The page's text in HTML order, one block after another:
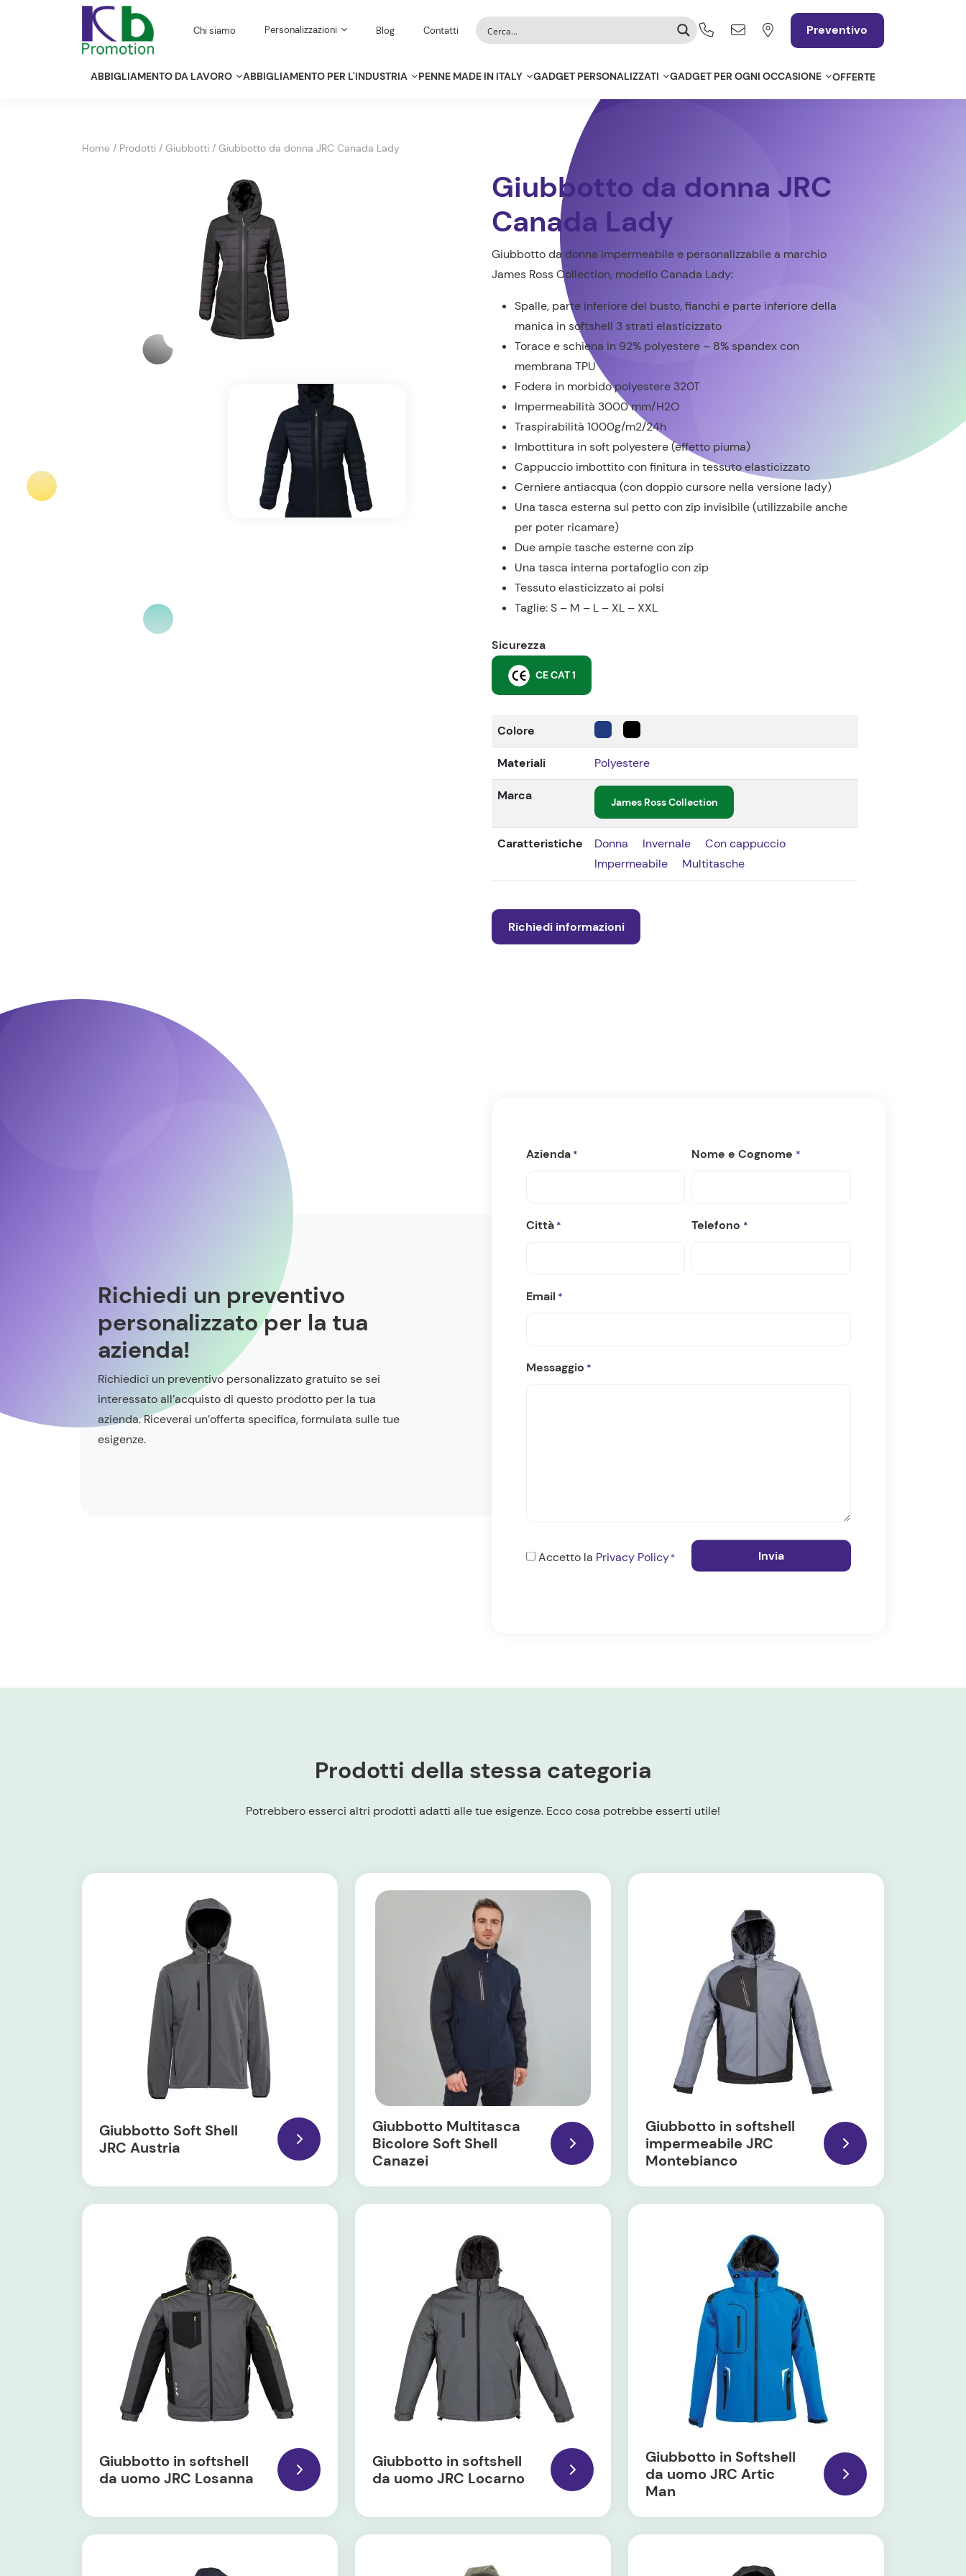
Chi siamo Personalizzazioni Blog Contatti Preventivo
ABBIGLIAMENTO DA LAVORO ABBIGLIAMENTO PER L'INDUSTRIA PENNE MADE IN ITALY GADGET PERSONALIZZATI GADGET PER OGNI OCCASIONE OFFERTE
Home / Prodotti / Giubbotti / Giubbotto da donna JRC Canada Lady
Giubbotto da donna JRC
Canada Lady
Giubbotto da donna impermeabile e personalizzabile a marchio
James Ross Collection, modello Canada Lady:
Spalle, parte inferiore del busto, fianchi e parte inferiore della
manica in softshell 3 strati elasticizzato
Torace e schiena in 92% polyestere – 8% spandex con
membrana TPU
Fodera in morbido polyestere 320T
Impermeabilità 3000 mm/H2O
Traspirabilità 1000g/m2/24h
Imbottitura in soft polyestere (effetto piuma)
Cappuccio imbottito con finitura in tessuto elasticizzato
Cerniere antiacqua (con doppio cursore nella versione lady)
Una tasca esterna sul petto con zip invisibile (utilizzabile anche
per poter ricamare)
Due ampie tasche esterne con zip
Una tasca interna portafoglio con zip
Tessuto elasticizzato ai polsi
Taglie: S – M – L – XL – XXL
Sicurezza
CE CAT 1
Colore
Materiali Polyestere
Marca James Ross Collection
Caratteristiche Donna Invernale
Con cappuccio
Impermeabile
Multitasche
Richiedi informazioni
Richiedi un preventivo
personalizzato per la tua
azienda!
Richiedici un preventivo personalizzato gratuito se sei
interessato all’acquisto di questo prodotto per la tua
azienda. Riceverai un’offerta specifica, formulata sulle tue
esigenze.
Azienda * Nome e Cognome *
Città * Telefono *
Email *
Messaggio *
Consenso
Accetto la Privacy Policy*
Prodotti della stessa categoria
Potrebbero esserci altri prodotti adatti alle tue esigenze. Ecco cosa potrebbe esserti utile!
Giubbotto Soft Shell
JRC Austria
Giubbotto Multitasca
Bicolore Soft Shell
Canazei
Giubbotto in softshell
impermeabile JRC
Montebianco
Giubbotto in softshell
da uomo JRC Losanna
Giubbotto in softshell
da uomo JRC Locarno
Giubbotto in Softshell
da uomo JRC Artic
Man